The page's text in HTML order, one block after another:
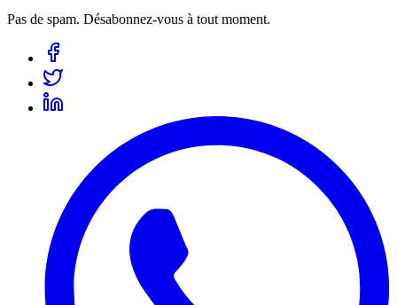
Pas de spam. Désabonnez-vous à tout moment.